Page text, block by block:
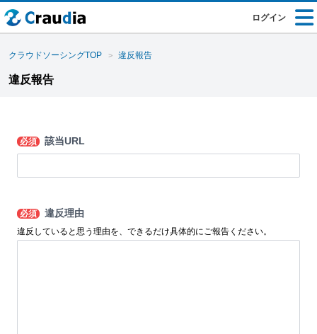
ログイン
クラウドソーシングTOP 違反報告
違反報告
必須 該当URL
必須 違反理由
違反していると思う理由を、できるだけ具体的にご報告ください。